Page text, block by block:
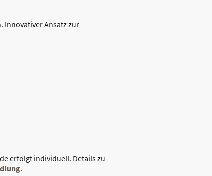
Innovativer Ansatz zur
erfolgt individuell. Details zu